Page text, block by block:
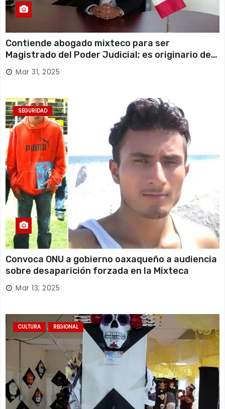
Contiende abogado mixteco para ser
Magistrado del Poder Judicial; es originario de
Huajuapan de León
Mar 31, 2025
SEGURIDAD
Convoca ONU a gobierno oaxaqueño a audiencia
sobre desaparición forzada en la Mixteca
Mar 13, 2025
CULTURA REGIONAL